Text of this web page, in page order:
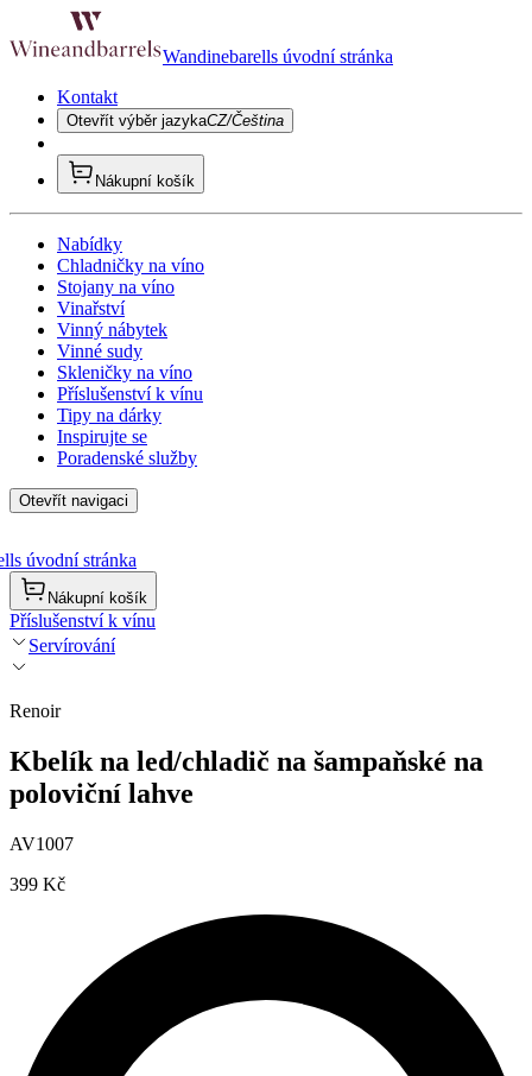
Wandinebarells úvodní stránka
Kontakt
Otevřít výběr jazykaCZ/Čeština
Nákupní košík
Nabídky
Chladničky na víno
Stojany na víno
Vinařství
Vinný nábytek
Vinné sudy
Skleničky na víno
Příslušenství k vínu
Tipy na dárky
Inspirujte se
Poradenské služby
Otevřít navigaci
úvodní stránka
Nákupní košík
Příslušenství k vínu
Servírování
Renoir
Kbelík na led/chladič na šampaňské na
poloviční lahve
AV1007
399 Kč